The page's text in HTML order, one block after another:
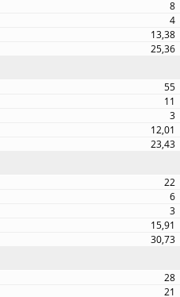
8
4
13,38
25,36
55
11
3
12,01
23,43
22
6
3
15,91
30,73
28
21